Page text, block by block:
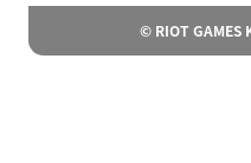
© RIOT GAMES